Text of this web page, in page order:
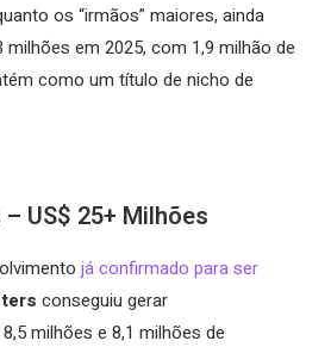
os “irmãos” maiores, ainda
milhões em 2025, com 1,9 milhão de
como um título de nicho de
US$ 25+ Milhões
já confirmado para ser
conseguiu gerar
milhões e 8,1 milhões de